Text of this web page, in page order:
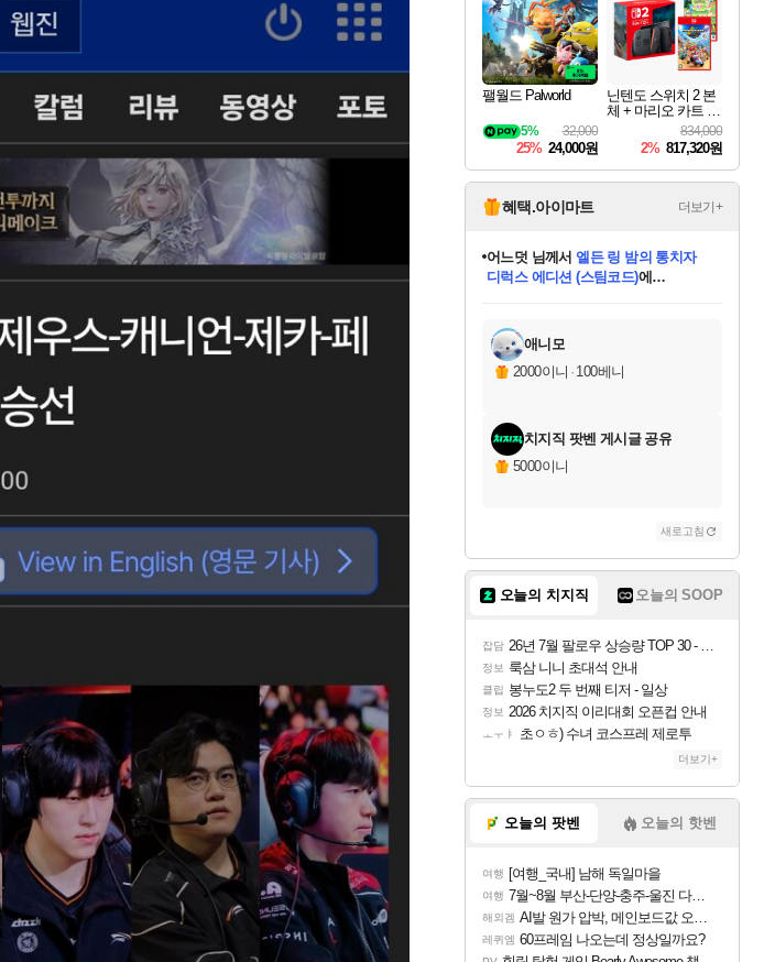
팰월드 Palworld
32,000
5%
25% 24,000원
닌텐도 스위치 2 본
체 + 마리오 카트 월
드 + 포켓몬 포코피
아 번들
834,000
2% 817,320원
혜택.아이마트 더보기+
당첨되셨습니다.
당첨되셨습니다.
어느덧 님께서엘든 링 밤의 통치자
디럭스 에디션 (스팀코드)에
당첨되셨습니다.
에디션 (스팀코드)
당첨되셨습니다.
당첨되셨습니다.
당첨되셨습니다.
당첨되셨습니다.
애니모
2000이니 · 100베니
치지직 팟벤 게시글 공유
5000이니
새로고침
오늘의 치지직 오늘의 SOOP
잡담 26년 7월 팔로우 상승량 TOP 30 - 월간 치지직
정보 룩삼 니니 초대석 안내
클립 봉누도2 두 번째 티저 - 일상
정보 2026 치지직 이리대회 오픈컵 안내
ㅗㅜㅑ 초ㅇㅎ) 수녀 코스프레 제로투
더보기+
오늘의 팟벤 오늘의 핫벤
여행 [여행_국내] 남해 독일마을
여행 7월~8월 부산-단양-충주-울진 다녀왔어요~
해외겜 AI발 원가 압박, 메인보드값 오르나
레퀴엠 60프레임 나오는데 정상일까요?